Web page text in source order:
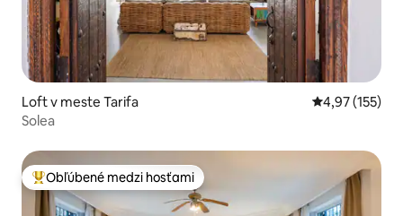
Loft v meste Tarifa Priemerné
4,97 (155)
Solea
Najobľúbenejšie medzi hosťami
Obľúbené medzi hosťami